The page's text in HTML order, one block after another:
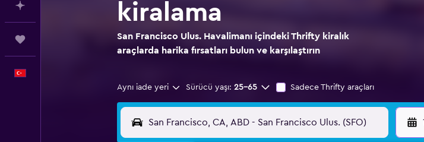
kiralama
San Francisco Ulus. Havalimanı içindeki Thrifty kiralık
araçlarda harika fırsatları bulun ve karşılaştırın
Aynı iade yeri Sürücü yaşı: 25-65 Sadece Thrifty araçları